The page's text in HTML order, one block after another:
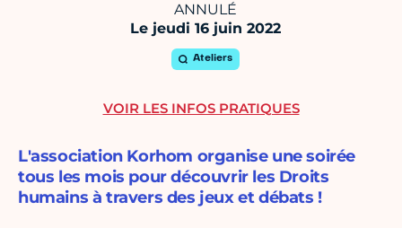
ANNULÉ
Le jeudi 16 juin 2022
Ateliers
L'association Korhom organise une soirée
tous les mois pour découvrir les Droits
humains à travers des jeux et débats !
VOIR LES INFOS PRATIQUES